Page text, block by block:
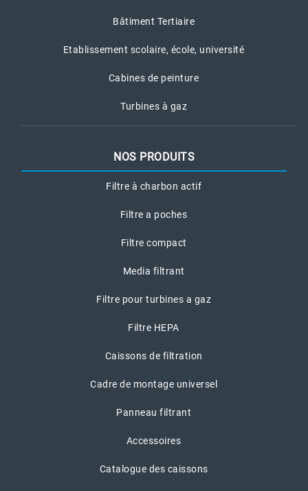
Bâtiment Tertiaire
Etablissement scolaire, école, université
Cabines de peinture
Turbines à gaz
NOS PRODUITS
Filtre à charbon actif
Filtre a poches
Filtre compact
Media filtrant
Filtre pour turbines a gaz
Filtre HEPA
Caissons de filtration
Cadre de montage universel
Panneau filtrant
Accessoires
Catalogue des caissons